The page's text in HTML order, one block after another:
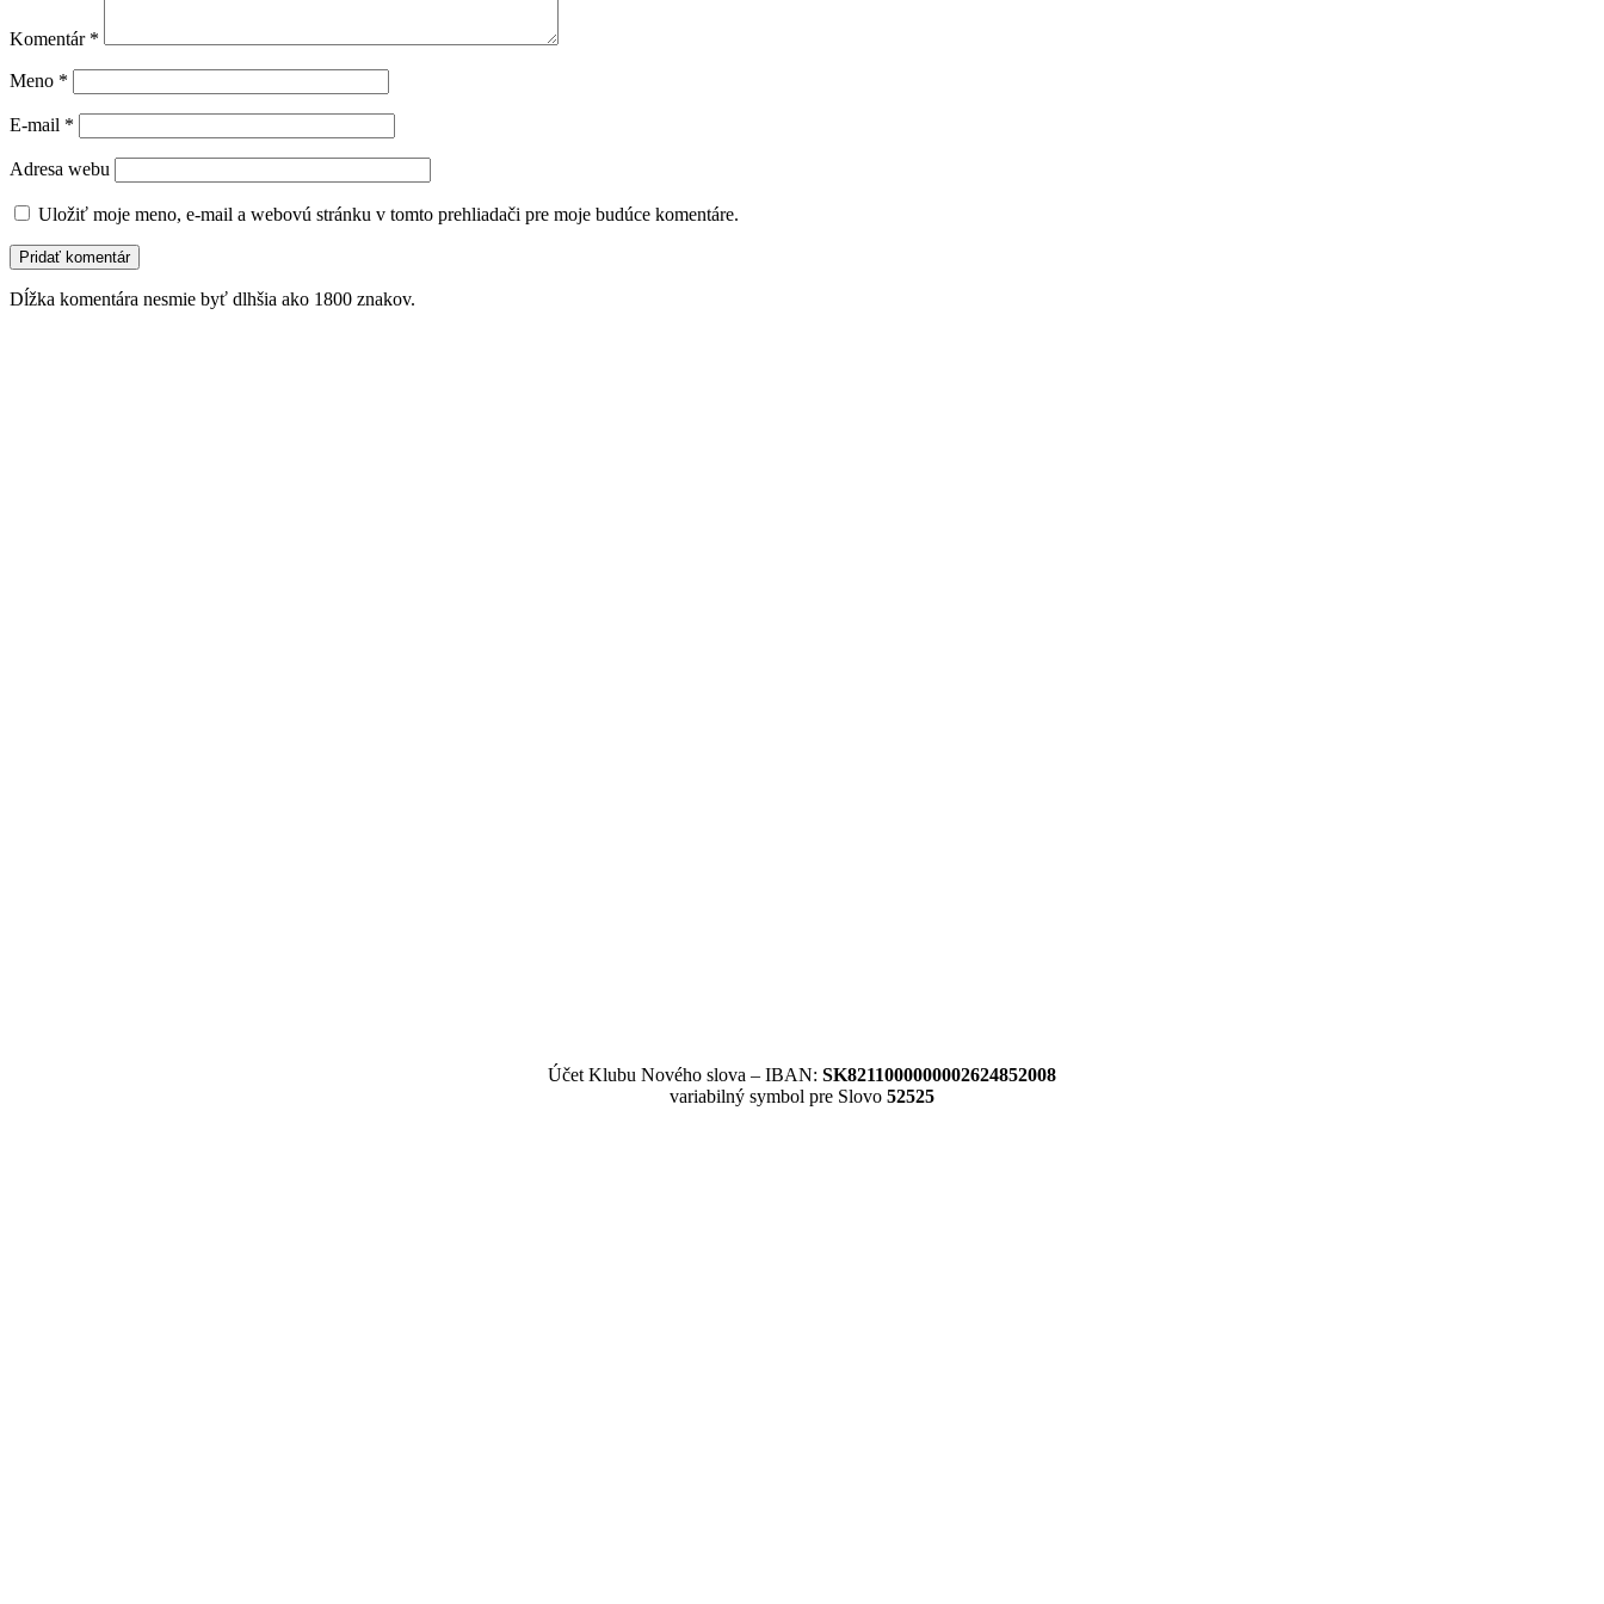
Komentár *
Meno *
E-mail *
Adresa webu
Uložiť moje meno, e-mail a webovú stránku v tomto prehliadači pre moje budúce komentáre.
Dĺžka komentára nesmie byť dlhšia ako 1800 znakov.
Účet Klubu Nového slova – IBAN: SK8211000000002624852008
variabilný symbol pre Slovo 52525